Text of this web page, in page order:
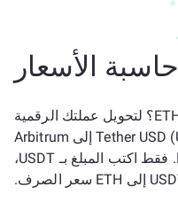
حاسبة الأسعار
هل أنت مستعد لتبديل USDT إلى ETH؟ لتحويل عملتك الرقمية
بكفاءة، جرب محول Tether USD (USDT) ETH إلى Arbitrum
Ethereum (ETH) ARBITRUM. فقط اكتب المبلغ بـ USDT،